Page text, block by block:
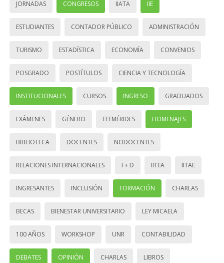
JORNADAS CONGRESOS IIATA IIE
ESTUDIANTES CONTADOR PÚBLICO ADMINISTRACIÓN
TURISMO ESTADÍSTICA ECONOMÍA CONVENIOS
POSGRADO POSTÍTULOS CIENCIA Y TECNOLOGÍA
INSTITUCIONALES CURSOS INGRESO GRADUADOS
EXÁMENES GÉNERO EFEMÉRIDES HOMENAJES
BIBLIOTECA DOCENTES NODOCENTES
RELACIONES INTERNACIONALES I + D IITEA IITAE
INGRESANTES INCLUSIÓN FORMACIÓN CHARLAS
BECAS BIENESTAR UNIVERSITARIO LEY MICAELA
100 AÑOS WORKSHOP UNR CONTABILIDAD
DEBATES OPINIÓN CHARLAS LIBROS